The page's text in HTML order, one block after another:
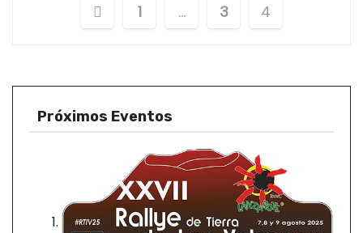
g
i
c
1 … 3 4
Próximos Eventos